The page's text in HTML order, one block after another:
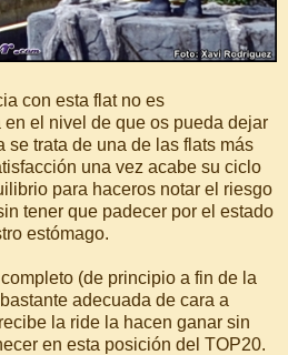
con esta flat no es
el nivel de que os pueda dejar
se trata de una de las flats más
una vez acabe su ciclo
para haceros notar el riesgo
tener que padecer por el estado
estómago.
(de principio a fin de la
adecuada de cara a
la ride la hacen ganar sin
en esta posición del TOP20.